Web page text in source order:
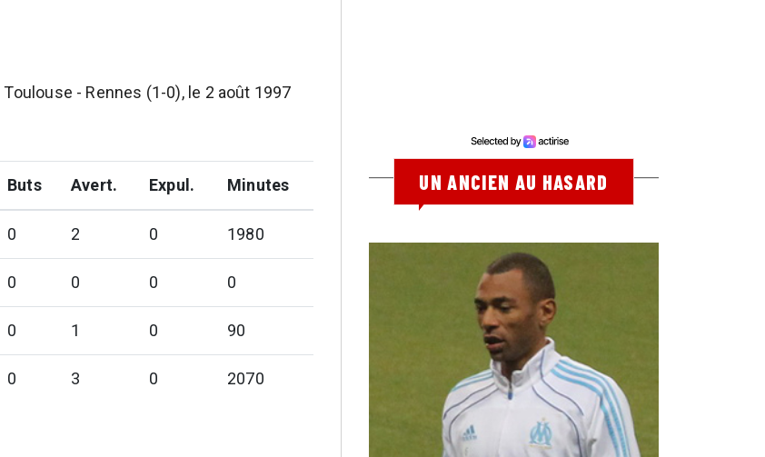
Toulouse - Rennes (1-0), le 2 août 1997
Buts Avert. Expul. Minutes
0 2 0 1980
0 0 0 0
0 1 0 90
0 3 0 2070
UN ANCIEN AU HASARD